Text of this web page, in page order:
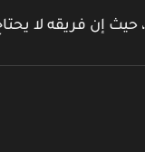
إن فريقه لا